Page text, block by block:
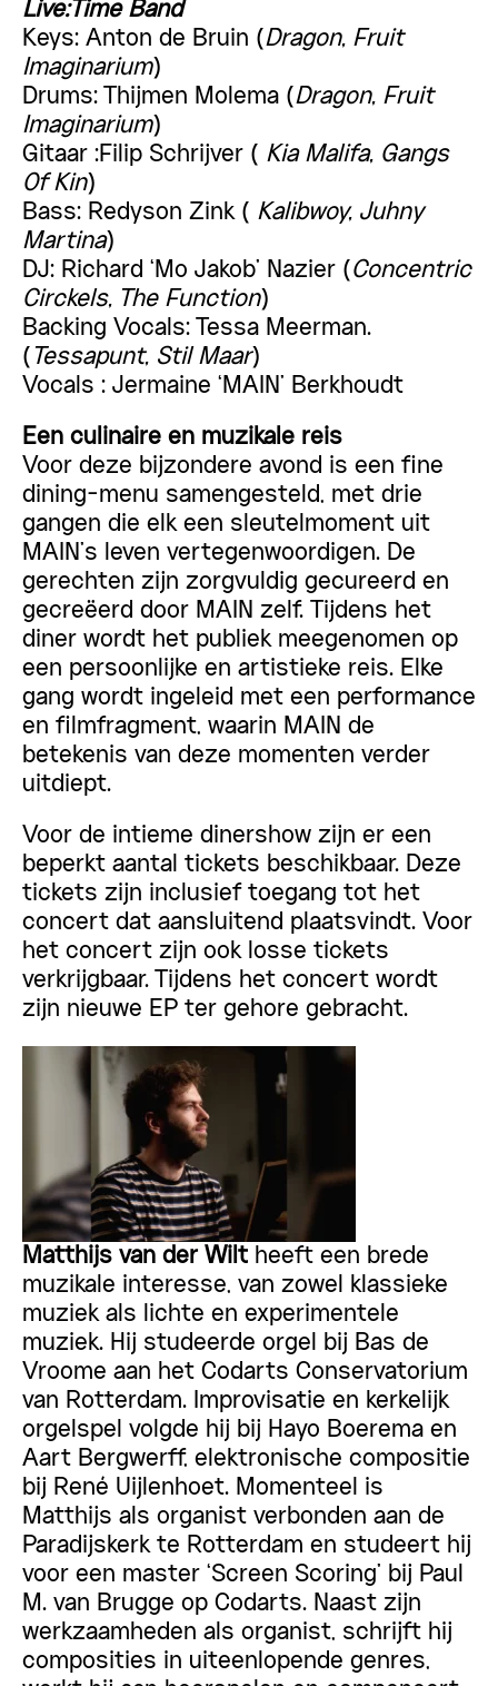
Live:Time Band
Keys: Anton de Bruin ( Dragon, Fruit
Imaginarium)
Drums:
Thijmen Molema ( Dragon, Fruit
Imaginarium)
Gitaar :Filip Schrijver ( Kia Malifa, Gangs
Of Kin)
Bass: Redyson Zink( Kalibwoy, Juhny
Martina)
DJ: Richard ‘Mo Jakob’ Nazier ( Concentric
Circkels, The Function)
Backing Vocals:
Tessa Meerman.
( Tessapunt, Stil Maar)
Vocals : Jermaine ‘MAIN’ Berkhoudt
Een culinaire en muzikale reis
Voor deze bijzondere avond is een fine
dining-menu samengesteld, met drie
gangen die elk een sleutelmoment uit
MAIN’s leven vertegenwoordigen. De
gerechten zijn zorgvuldig gecureerd en
gecreëerd door MAIN zelf. Tijdens het
diner wordt het publiek meegenomen op
een persoonlijke en artistieke reis. Elke
gang wordt ingeleid met een performance
en filmfragment, waarin MAIN de
betekenis van deze momenten verder
uitdiept.
Voor de intieme dinershow zijn er een
beperkt aantal tickets beschikbaar. Deze
tickets zijn inclusief toegang tot het
concert dat aansluitend plaatsvindt. Voor
het concert zijn ook losse tickets
verkrijgbaar. Tijdens het concert wordt
zijn nieuwe EP ter gehore gebracht.
Matthijs van der Wilt heeft een brede
muzikale interesse, van zowel klassieke
muziek als lichte en experimentele
muziek. Hij studeerde orgel bij Bas de
Vroome aan het Codarts Conservatorium
van Rotterdam. Improvisatie en kerkelijk
orgelspel volgde hij bij Hayo Boerema en
Aart Bergwerff, elektronische compositie
bij René Uijlenhoet. Momenteel is
Matthijs als organist verbonden aan de
Paradijskerk te Rotterdam en studeert hij
voor een master ‘Screen Scoring’ bij Paul
M. van Brugge op Codarts. Naast zijn
werkzaamheden als organist, schrijft hij
composities in uiteenlopende genres,